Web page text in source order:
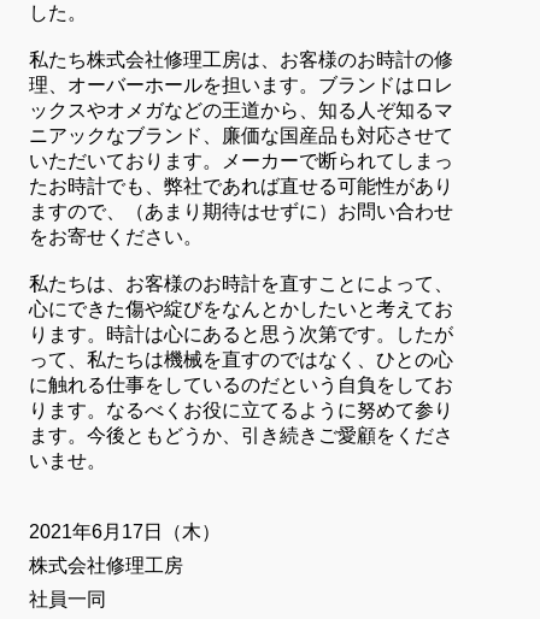
した。
私たち株式会社修理工房は、お客様のお時計の修
理、オーバーホールを担います。ブランドはロレ
ックスやオメガなどの王道から、知る人ぞ知るマ
ニアックなブランド、廉価な国産品も対応させて
いただいております。メーカーで断られてしまっ
たお時計でも、弊社であれば直せる可能性があり
ますので、（あまり期待はせずに）お問い合わせ
をお寄せください。
私たちは、お客様のお時計を直すことによって、
心にできた傷や綻びをなんとかしたいと考えてお
ります。時計は心にあると思う次第です。したが
って、私たちは機械を直すのではなく、ひとの心
に触れる仕事をしているのだという自負をしてお
ります。なるべくお役に立てるように努めて参り
ます。今後ともどうか、引き続きご愛顧をくださ
いませ。
2021年6月17日（木）
株式会社修理工房
社員一同